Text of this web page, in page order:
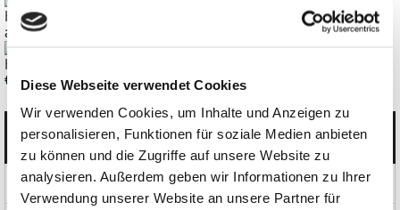
Diese Webseite verwendet Cookies
Wir verwenden Cookies, um Inhalte und Anzeigen zu
personalisieren, Funktionen für soziale Medien anbieten
zu können und die Zugriffe auf unsere Website zu
analysieren. Außerdem geben wir Informationen zu Ihrer
Verwendung unserer Website an unsere Partner für
HIOKI Stromsensoren - Sonden-Zangen-Typ
ab € 854,42
HIOKI CT7822, CT7812 AC/DC Stromsensoren
€ 1.592,22
Kategorien
Produkte